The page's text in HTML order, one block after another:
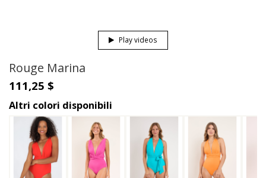
Play videos
Rouge Marina
111,25 $
Altri colori disponibili